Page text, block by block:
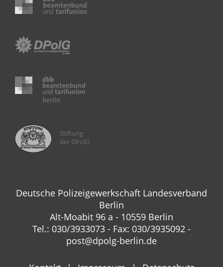
Stiftung
der DPolG
Deutsche Polizeigewerkschaft Landesverband
Berlin
Alt-Moabit 96 a - 10559 Berlin
Tel.: 030/3933073 - Fax: 030/3935092 -
post@dpolg-berlin.de